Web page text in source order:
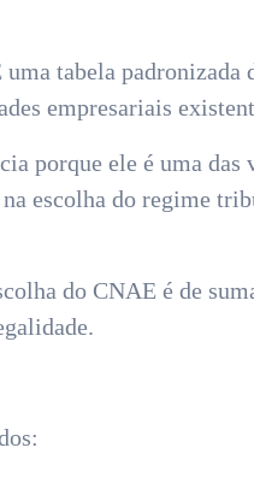
tabela padronizada
empresariais
porque ele é uma
escolha do regime
do CNAE é de